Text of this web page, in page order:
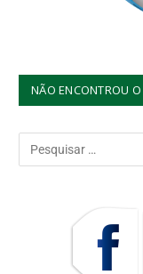
NÃO ENCONTROU